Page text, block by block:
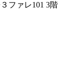
ファレ101 3階